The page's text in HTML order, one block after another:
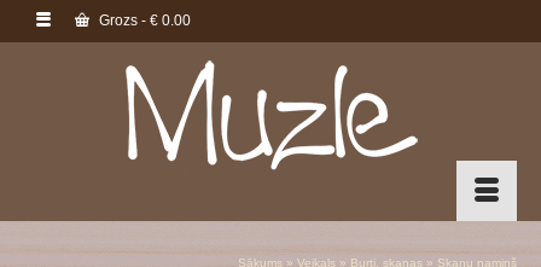
Grozs - € 0.00
Sākums » Veikals » Burti, skaņas » Skaņu namiņš